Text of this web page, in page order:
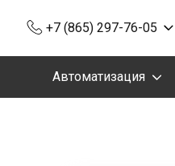
+7 (865) 297-76-05
Автоматизация